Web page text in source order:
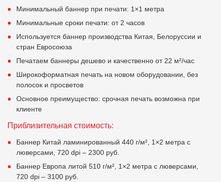
Минимальный баннер при печати: 1×1 метра
Минимальные сроки печати: от 2 часов
Используется баннер производства Китая, Белоруссии и
стран Евросоюза
Печатаем баннеры дешево и качественно от 22 м²/час
Широкоформатная печать на новом оборудовании, без
полосок и просветов
Основное преимущество: срочная печать возможна при
клиенте
Приблизительная стоимость:
Баннер Китай ламинированный 440 г/м², 1×2 метра с
люверсами, 720 dpi – 2300 руб.
Баннер Европа литой 510 г/м², 1×2 метра с люверсами,
720 dpi – 3100 руб.